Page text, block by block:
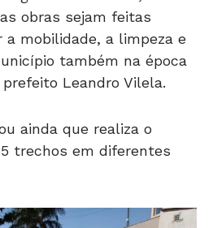
obras sejam feitas
a mobilidade, a limpeza e
também na época
Leandro Vilela.
ainda que realiza o
trechos em diferentes